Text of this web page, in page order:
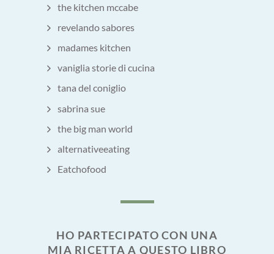
the kitchen mccabe
revelando sabores
madames kitchen
vaniglia storie di cucina
tana del coniglio
sabrina sue
the big man world
alternativeeating
Eatchofood
HO PARTECIPATO CON UNA
MIA RICETTA A QUESTO LIBRO